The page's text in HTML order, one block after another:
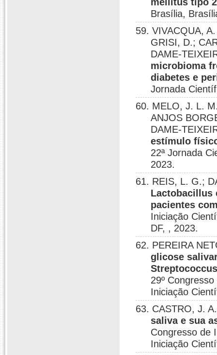
Brasília,
59. VIVACQUA,
GRISI, D.;
DAME-
microbioma
diabetes e
Jornada
60. MELO, J. L.
ANJOS
DAME-
estímulo
22ª Jornada
2023.
61. REIS, L. G.;
Lactobacillus
pacientes
Iniciação
DF, , 2023.
62. PEREIRA
glicose
29º
Iniciação
63. CASTRO, J.
saliva e sua
Congresso de
Iniciação